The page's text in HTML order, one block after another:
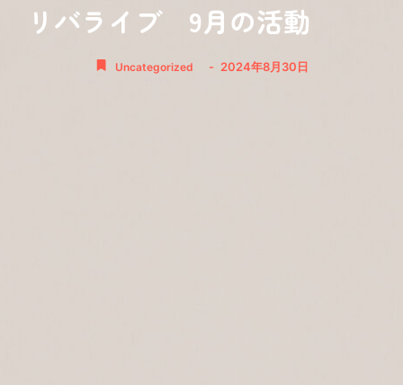
リバライブ 9月の活動
Uncategorized - 2024年8月30日